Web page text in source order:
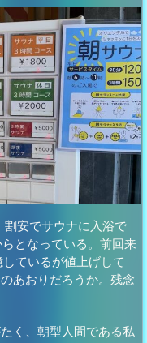
割安でサウナに入浴で
となっている。前回来
ているが値上げして
あおりだろうか。残念
く、朝型人間である私